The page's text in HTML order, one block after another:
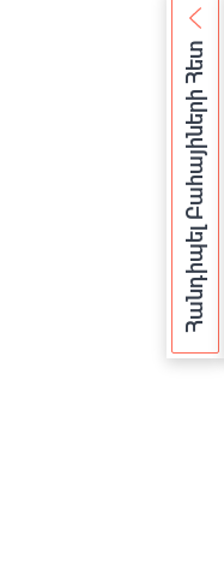
Հանդիպել Բահայիների Հետ